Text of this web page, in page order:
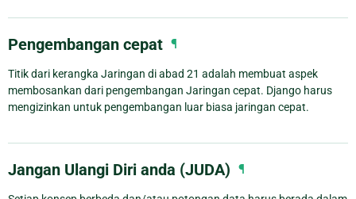
Pengembangan cepat ¶
Titik dari kerangka Jaringan di abad 21 adalah membuat aspek
membosankan dari pengembangan Jaringan cepat. Django harus
mengizinkan untuk pengembangan luar biasa jaringan cepat.
Jangan Ulangi Diri anda (JUDA) ¶